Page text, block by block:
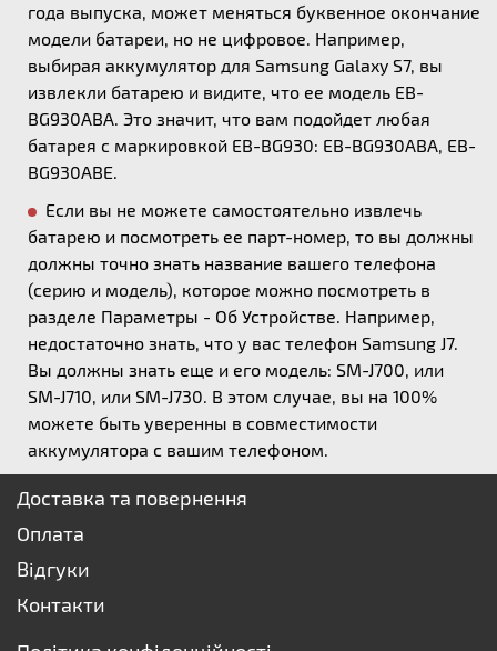
года выпуска, может меняться буквенное окончание
модели батареи, но не цифровое. Например,
выбирая аккумулятор для Samsung Galaxy S7, вы
извлекли батарею и видите, что ее модель EB-
BG930ABA. Это значит, что вам подойдет любая
батарея с маркировкой EB-BG930: EB-BG930ABA, EB-
BG930ABE.
Если вы не можете самостоятельно извлечь
батарею и посмотреть ее парт-номер, то вы должны
должны точно знать название вашего телефона
(серию и модель), которое можно посмотреть в
разделе Параметры - Об Устройстве. Например,
недостаточно знать, что у вас телефон Samsung J7.
Вы должны знать еще и его модель: SM-J700, или
SM-J710, или SM-J730. В этом случае, вы на 100%
можете быть уверенны в совместимости
аккумулятора с вашим телефоном.
Доставка та повернення
Оплата
Відгуки
Контакти